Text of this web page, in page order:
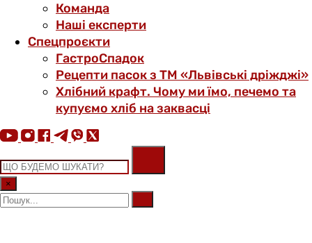
Команда
Наші експерти
Спецпроєкти
ГастроСпадок
Рецепти пасок з ТМ «Львівські дріжджі»
Хлібний крафт. Чому ми їмо, печемо та
купуємо хліб на заквасці
×